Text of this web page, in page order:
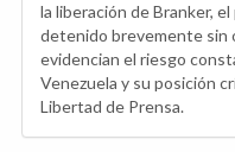
la liberación de Branker,
detenido brevemente sin
evidencian el riesgo
Venezuela y su posición
Libertad de Prensa.